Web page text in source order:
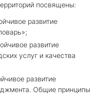
посвящены:
развитие
развитие
услуг и качества
развитие
Общие принципы